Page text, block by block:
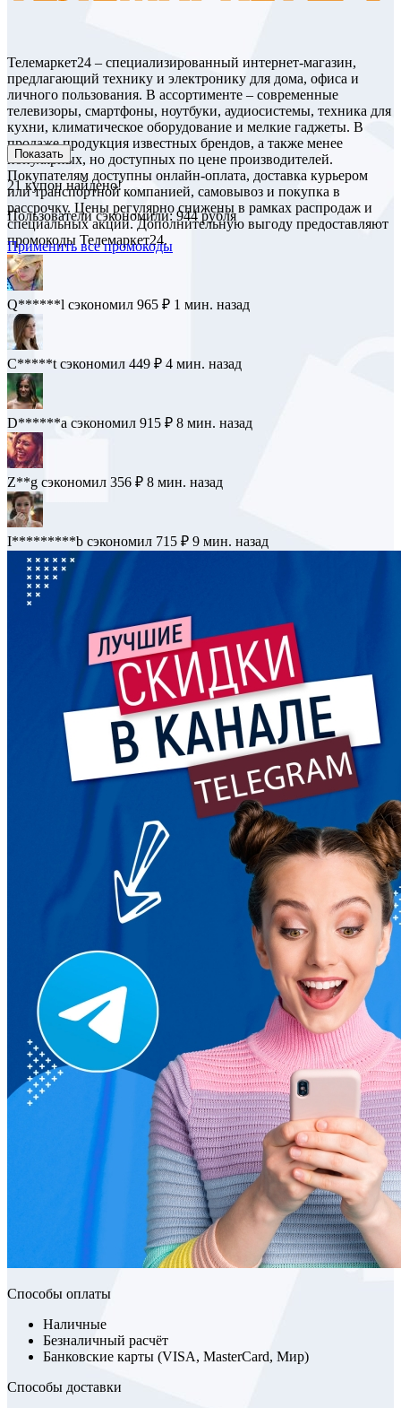
Телемаркет24 – специализированный интернет-магазин,
предлагающий технику и электронику для дома, офиса и
личного пользования. В ассортименте – современные
телевизоры, смартфоны, ноутбуки, аудиосистемы, техника для
кухни, климатическое оборудование и мелкие гаджеты. В
продаже продукция известных брендов, а также менее
популярных, но доступных по цене производителей.
Покупателям доступны онлайн-оплата, доставка курьером
или транспортной компанией, самовывоз и покупка в
рассрочку. Цены регулярно снижены в рамках распродаж и
специальных акций. Дополнительную выгоду предоставляют
промокоды Телемаркет24.
Показать
21купон найдено!
Пользователи сэкономили: 944 рубля
Применить все промокоды
C*******w сэкономил 890 ₽ 1 мин. назад
Q******l сэкономил 965 ₽ 1 мин. назад
C*****t сэкономил 449 ₽ 4 мин. назад
D******a сэкономил 915 ₽ 8 мин. назад
Z**g сэкономил 356 ₽ 8 мин. назад
Способы оплаты
Наличные
Безналичный расчёт
Банковские карты (VISA, MasterCard, Мир)
Способы доставки